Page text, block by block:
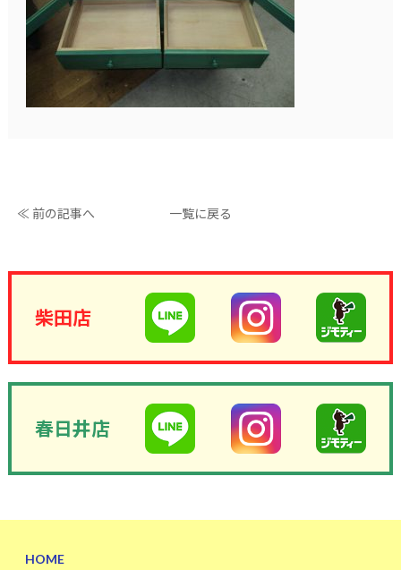
≪ 前の記事へ 一覧に戻る
柴田店
春日井店
HOME